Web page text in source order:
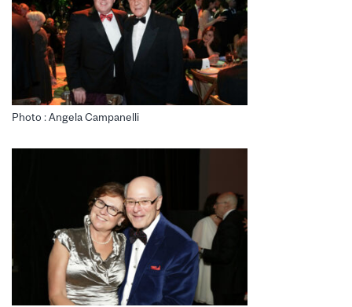
Photo : Angela Campanelli